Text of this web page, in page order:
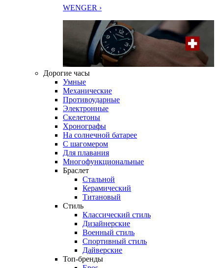
WENGER ›
Дорогие часы
Умные
Механические
Противоударные
Электронные
Скелетоны
Хронографы
На солнечной батарее
С шагомером
Для плавания
Многофункциональные
Браслет
Стальной
Керамический
Титановый
Стиль
Классический стиль
Дизайнерские
Военный стиль
Спортивный стиль
Дайверские
Топ-бренды